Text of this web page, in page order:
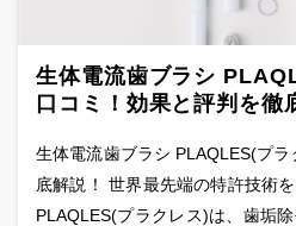
生体電流歯ブラシ
口コミ！効果と評判を徹
生体電流歯ブラシ PLAQLES(プ
底解説！ 世界最先端の特許技術
PLAQLES(プラクレス)は、歯垢